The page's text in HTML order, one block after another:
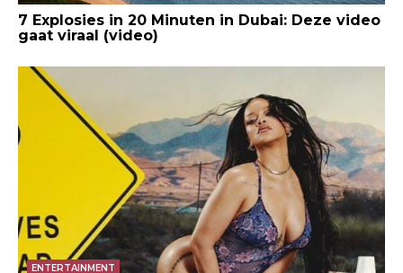
7 Explosies in 20 Minuten in Dubai: Deze video
gaat viraal (video)
ENTERTAINMENT